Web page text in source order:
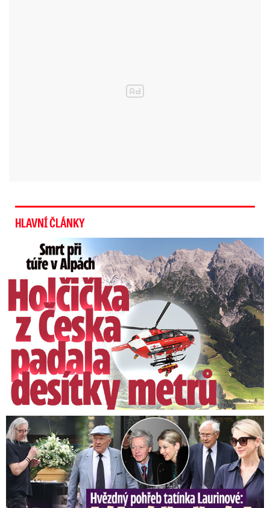
Je to létající talíř?! Pár uhranul
HLAVNÍ ČLÁNKY
Smrt Češky (†14) v Alpách: Zemřela při túře s rodiči
Speciální řečníci nad rakví Laurina: Rozbrečeli i dceru